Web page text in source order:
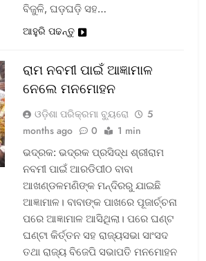
ବିଜୁଳି, ଘଡ଼ଘଡ଼ି ସହ…
ଆହୁରି ପଢନ୍ତୁ
ରାମ ନବମୀ ପାଇଁ ଆଜ୍ଞାମାଳ
ନେଲେ ମନମୋହନ
ଓଡ଼ିଶା ପରିକ୍ରମା ବ୍ୟୁରୋ
5
months ago
0 1 min
ଭଦ୍ରକ: ଭଦ୍ରକ ପ୍ରସିଦ୍ଧ ଶ୍ରୀରାମ
ନବମୀ ପାଇଁ ଆରଡିପୀଠ ବାବା
ଆଖଣ୍ଡଳମଣିଙ୍କ ମନ୍ଦିରରୁ ଯାଇଛି
ଆଜ୍ଞାମାଳ। ବାବାଙ୍କ ପାଖରେ ପୂଜାର୍ଚ୍ଚନା
ପରେ ଆଜ୍ଞାମାଳ ଆସିଥିଲା। ପରେ ଘଣ୍ଟ
ଘଣ୍ଟା କିର୍ତ୍ତନ ସହ ରାଜ୍ୟସଭା ସାଂସଦ
ତଥା ରାଜ୍ୟ ବିଜେପି ସଭାପତି ମନମୋହନ